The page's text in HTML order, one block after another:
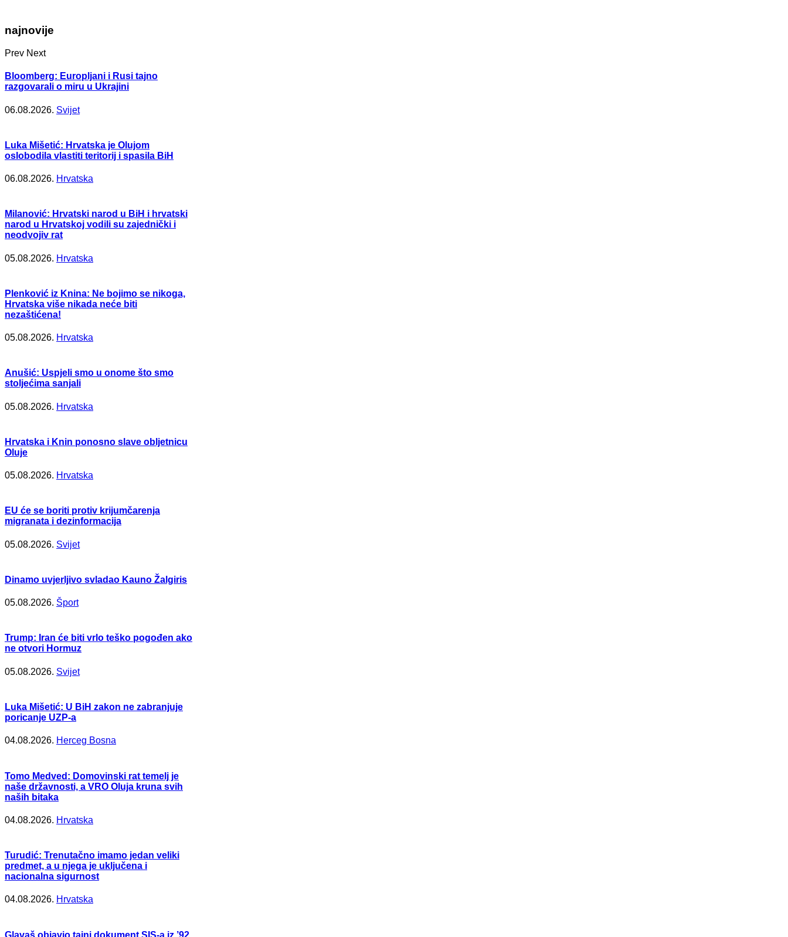
najnovije
Prev Next
Bloomberg: Europljani i Rusi tajno
razgovarali o miru u Ukrajini
06.08.2026. Svijet
Luka Mišetić: Hrvatska je Olujom
oslobodila vlastiti teritorij i spasila BiH
06.08.2026. Hrvatska
Milanović: Hrvatski narod u BiH i hrvatski
narod u Hrvatskoj vodili su zajednički i
neodvojiv rat
05.08.2026. Hrvatska
Plenković iz Knina: Ne bojimo se nikoga,
Hrvatska više nikada neće biti
nezaštićena!
05.08.2026. Hrvatska
Anušić: Uspjeli smo u onome što smo
stoljećima sanjali
05.08.2026. Hrvatska
Hrvatska i Knin ponosno slave obljetnicu
Oluje
05.08.2026. Hrvatska
EU će se boriti protiv krijumčarenja
migranata i dezinformacija
05.08.2026. Svijet
Dinamo uvjerljivo svladao Kauno Žalgiris
05.08.2026. Šport
Trump: Iran će biti vrlo teško pogođen ako
ne otvori Hormuz
05.08.2026. Svijet
Luka Mišetić: U BiH zakon ne zabranjuje
poricanje UZP-a
04.08.2026. Herceg Bosna
Tomo Medved: Domovinski rat temelj je
naše državnosti, a VRO Oluja kruna svih
naših bitaka
04.08.2026. Hrvatska
Turudić: Trenutačno imamo jedan veliki
predmet, a u njega je uključena i
nacionalna sigurnost
04.08.2026. Hrvatska
Glavaš objavio tajni dokument SIS-a iz ’92